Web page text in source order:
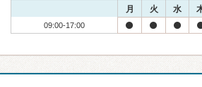
月 火 水
09:00-17:00